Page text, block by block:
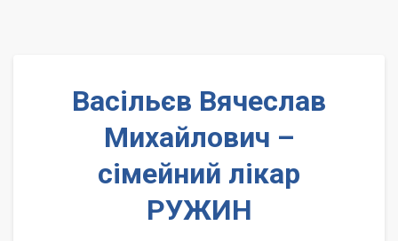
Васільєв Вячеслав
Михайлович –
сімейний лікар
РУЖИН